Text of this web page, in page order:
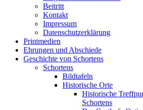
Beitritt
Kontakt
Impressum
Datenschutzerklärung
Printmedien
Ehrungen und Abschiede
Geschichte von Schortens
Schortens
Bildtafeln
Historische Orte
Historische
Schortens